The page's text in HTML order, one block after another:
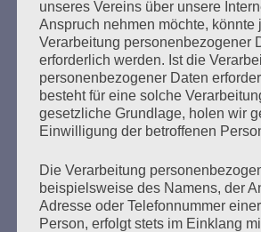
und Susanne Kondoch-Klockow, mit
Detlef Garbe
Seitennummerierung
der
Zurück
unseres Vereins über unsere
Anspruch nehmen möchte, könnte
Verarbeitung personenbezogener
erforderlich werden. Ist die
personenbezogener Daten
besteht für eine solche
gesetzliche Grundlage, holen wir
Einwilligung der betroffenen
Die Verarbeitung
beispielsweise des Namens, der
Adresse oder Telefonnummer
Person, erfolgt stets im Einklang